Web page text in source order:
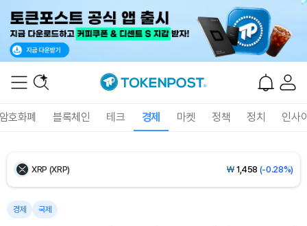
호화폐 블록체인 테크 경제 마켓 정책 정치 인사
Ethereum (ETH) ₩2,697,621(-0.22%)
XRP (XRP) ₩ 1,458 (-0.28%)
Solana (SOL)
경제 국제